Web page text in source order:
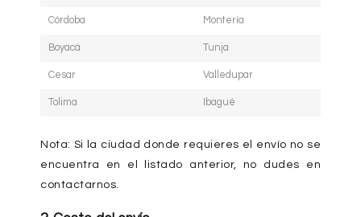
Córdoba Montería
Boyacá Tunja
Cesar Valledupar
Tolima Ibagué
Nota: Si la ciudad donde requieres el envío no se
encuentra en el listado anterior, no dudes en
contactarnos.